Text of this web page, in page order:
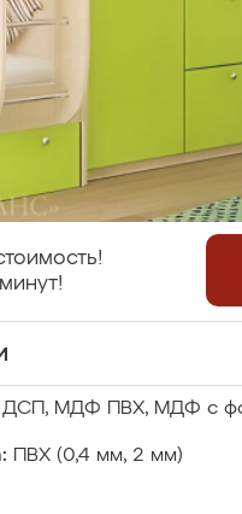
ДСП, МДФ ПВХ, МДФ с
ПВХ (0,4 мм, 2 мм)